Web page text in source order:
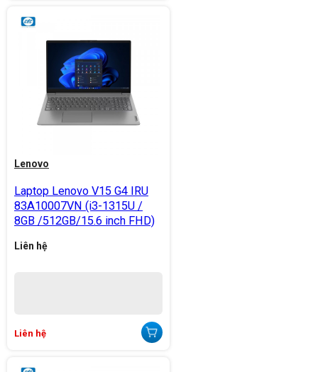
Lenovo
Laptop Lenovo V15 G4 IRU
83A10007VN (i3-1315U /
8GB /512GB/15.6 inch FHD)
Liên hệ
Liên hệ